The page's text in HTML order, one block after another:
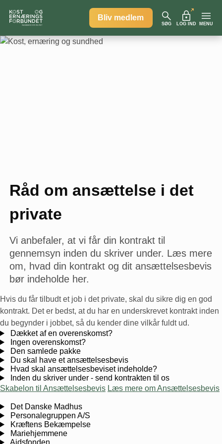
SØG LOG IND
Bliv medlem
MENU
Råd om ansættelse i det
private
Vi anbefaler, at vi får din kontrakt til
gennemsyn inden du skriver under. Læs mere
om, hvad din kontrakt og dit ansættelsesbevis
bør indeholde her.
Hvis du får tilbudt et job i det private, skal du sikre dig en god
kontrakt. Det er bedst, at du har en underskrevet kontrakt inden
du begynder i jobbet, så du kender dine vilkår fuldt ud.
Dækket af en overenskomst?
Ingen overenskomst?
Den samlede pakke
Du skal have et ansættelsesbevis
Hvad skal ansættelsesbeviset indeholde?
Inden du skriver under - send kontrakten til os
Skabelon til Ansættelsesbevis Læs mere om Ansættelsesbevis
Det Danske Madhus
Personalegruppen A/S
Kræftens Bekæmpelse
Mariehjemmene
Aidsfonden